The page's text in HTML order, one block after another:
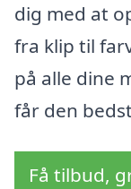
dig med at
fra klip til
på alle dine
får den
Få tilbud,